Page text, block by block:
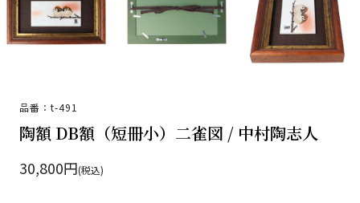
品番：t-491
陶額 DB額（短冊小）二雀図 / 中村陶志人
30,800円(税込)